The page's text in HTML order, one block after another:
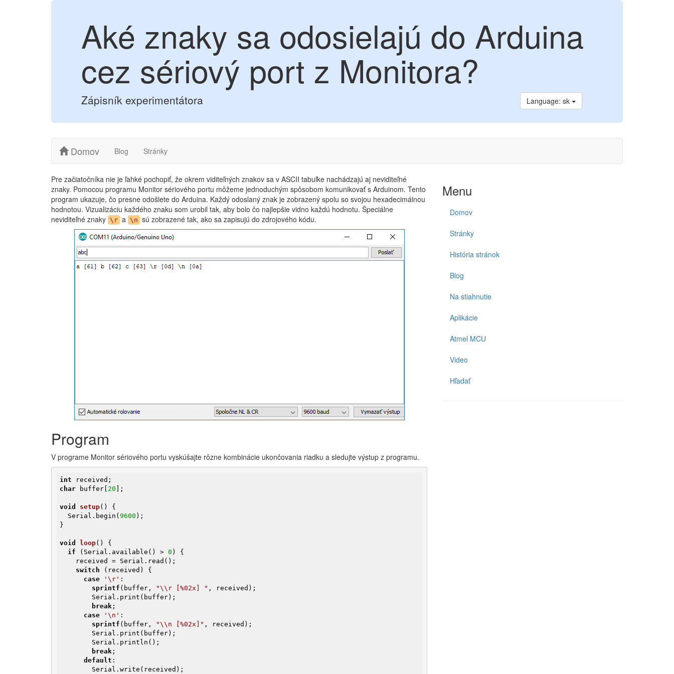
Aké znaky sa odosielajú do Arduina
cez sériový port z Monitora?
Zápisník experimentátora Language: sk
Domov Blog Stránky
Pre začiatočníka nie je ľahké pochopiť, že okrem viditeľných znakov sa v ASCII tabuľke nachádzajú aj neviditeľné
znaky. Pomocou programu Monitor sériového portu môžeme jednoduchým spôsobom komunikovať s Arduinom. Tento
program ukazuje, čo presne odošlete do Arduina. Každý odoslaný znak je zobrazený spolu so svojou hexadecimálnou
hodnotou. Vizualizáciu každého znaku som urobil tak, aby bolo čo najlepšie vidno každú hodnotu. Špeciálne
neviditeľné znaky \r a \n sú zobrazené tak, ako sa zapisujú do zdrojového kódu.
Program
V programe Monitor sériového portu vyskúšajte rôzne kombinácie ukončovania riadku a sledujte výstup z programu.
int
char buffer[ 20 ];
void setup()
{
  Serial.begin(
9600 );
}
void loop()
{
if (Serial.available() > 0 ) {
switch (received) {
case
'\r' :
sprintf (buffer, "\\r [%02x] " , received);
break ;
case
'\n' :
sprintf (buffer, "\\n [%02x]" , received);
break ;
default :
Menu
Domov
Stránky
História stránok
Blog
Na stiahnutie
Aplikácie
Atmel MCU
Video
Hľadať